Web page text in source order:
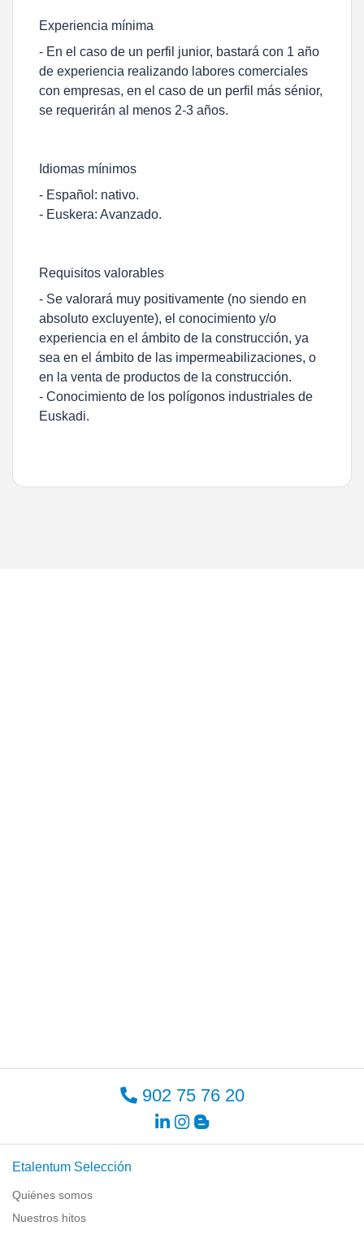
Experiencia mínima
- En el caso de un perfil junior, bastará con 1 año
de experiencia realizando labores comerciales
con empresas, en el caso de un perfil más sénior,
se requerirán al menos 2-3 años.
Idiomas mínimos
- Español: nativo.
- Euskera: Avanzado.
Requisitos valorables
- Se valorará muy positivamente (no siendo en
absoluto excluyente), el conocimiento y/o
experiencia en el ámbito de la construcción, ya
sea en el ámbito de las impermeabilizaciones, o
en la venta de productos de la construcción.
- Conocimiento de los polígonos industriales de
Euskadi.
902 75 76 20
Etalentum Selección
Quiénes somos
Nuestros hitos